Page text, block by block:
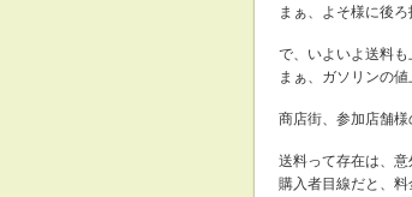
まぁ、よそ様に後
で、いよいよ送料も
まぁ、ガソリンの
商店街、参加店舗様
送料って存在は、意
購入者目線だと、料